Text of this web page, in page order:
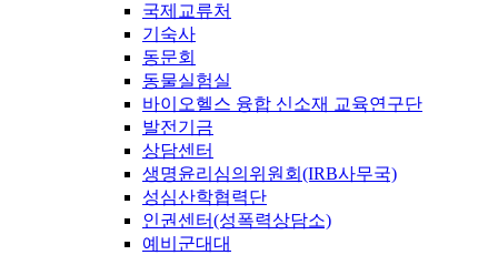
국제교류처
기숙사
동문회
동물실험실
바이오헬스 융합 신소재 교육연구단
발전기금
상담센터
생명윤리심의위원회(IRB사무국)
성심산학협력단
인권센터(성폭력상담소)
예비군대대